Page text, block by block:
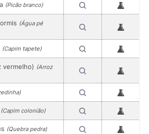
(Picão branco)
(Água pé
(Capim tapete)
vermelho) (Arroz
(Capim colonião)
(Quebra pedra)